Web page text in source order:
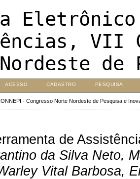
VII
de
ACESSO CADASTRO PESQUISA
- Congresso Norte Nordeste de Pesquisa e
de
da Silva Neto,
Vital Barbosa,